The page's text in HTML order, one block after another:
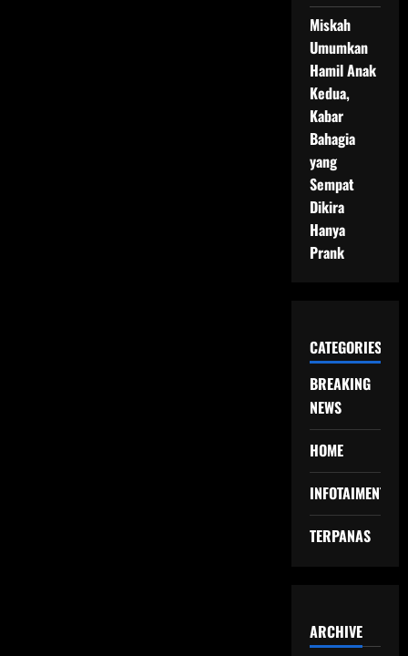
Miskah
Umumkan
Hamil Anak
Kedua,
Kabar
Bahagia
yang
Sempat
Dikira
Hanya
Prank
CATEGORIES
BREAKING
NEWS
HOME
INFOTAIMENT
TERPANAS
ARCHIVE